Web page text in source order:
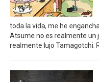
toda la vida, me he
Atsume no es realmente un
realmente lujo Tamagotchi.